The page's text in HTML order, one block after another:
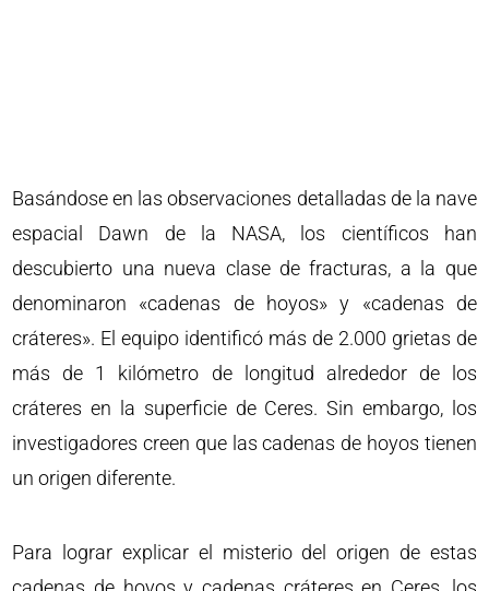
Basándose en las observaciones detalladas de la nave
espacial Dawn de la NASA, los científicos han
descubierto una nueva clase de fracturas, a la que
denominaron «cadenas de hoyos» y «cadenas de
cráteres». El equipo identificó más de 2.000 grietas de
más de 1 kilómetro de longitud alrededor de los
cráteres en la superficie de Ceres. Sin embargo, los
investigadores creen que las cadenas de hoyos tienen
un origen diferente.
Para lograr explicar el misterio del origen de estas